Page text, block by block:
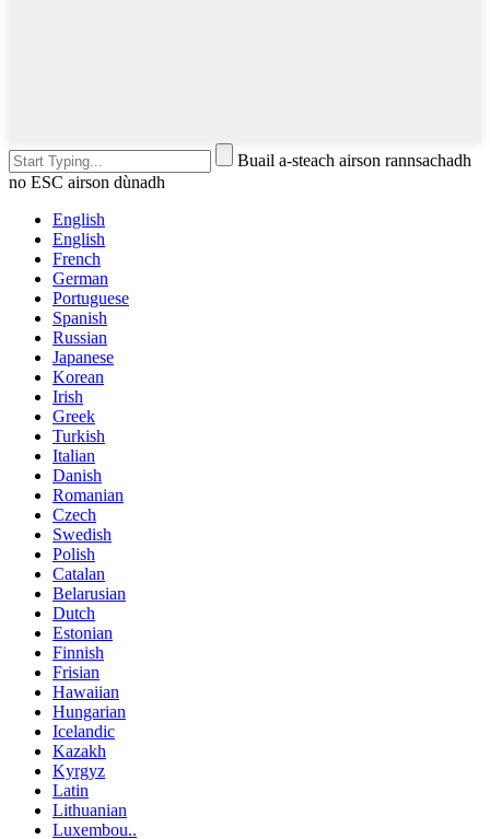
Buail a-steach airson rannsachadh
no ESC airson dùnadh
English
English
French
German
Portuguese
Spanish
Russian
Japanese
Korean
Irish
Greek
Turkish
Italian
Danish
Romanian
Czech
Swedish
Polish
Catalan
Belarusian
Dutch
Estonian
Finnish
Frisian
Hawaiian
Hungarian
Icelandic
Kazakh
Kyrgyz
Latin
Lithuanian
Luxembou..